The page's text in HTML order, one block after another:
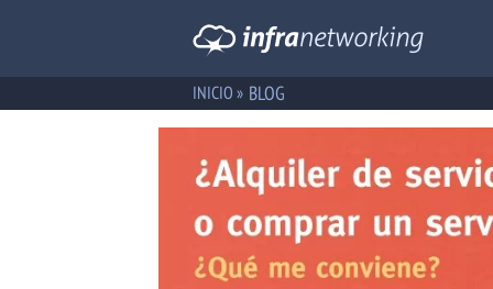
INICIO » BLOG